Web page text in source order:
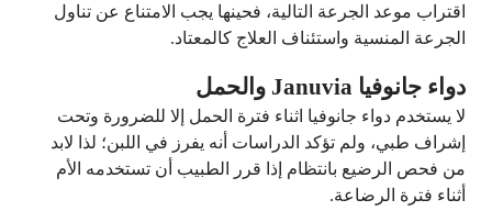
اقتراب موعد الجرعة التالية، فحينها يجب الامتناع عن تناول
الجرعة المنسية واستئناف العلاج كالمعتاد.
دواء جانوفيا Januvia والحمل
لا يستخدم دواء جانوفيا اثناء فترة الحمل إلا للضرورة وتحت
إشراف طبي، ولم تؤكد الدراسات أنه يفرز في اللبن؛ لذا لابد
من فحص الرضيع بانتظام إذا قرر الطبيب أن تستخدمه الأم
أثناء فترة الرضاعة.